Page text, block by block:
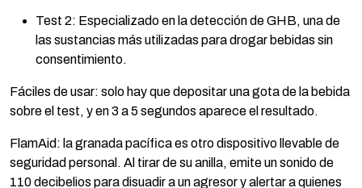
Test 2: Especializado en la detección de GHB, una de
las sustancias más utilizadas para drogar bebidas sin
consentimiento.
Fáciles de usar: solo hay que depositar una gota de la bebida
sobre el test, y en 3 a 5 segundos aparece el resultado.
FlamAid: la granada pacífica es otro dispositivo llevable de
seguridad personal. Al tirar de su anilla, emite un sonido de
110 decibelios para disuadir a un agresor y alertar a quienes